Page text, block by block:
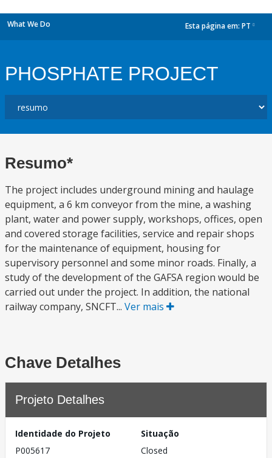
What We Do Esta página em: PT
PHOSPHATE PROJECT
Resumo*
The project includes underground mining and haulage
equipment, a 6 km conveyor from the mine, a washing
plant, water and power supply, workshops, offices, open
and covered storage facilities, service and repair shops
for the maintenance of equipment, housing for
supervisory personnel and some minor roads. Finally, a
study of the development of the GAFSA region would be
carried out under the project. In addition, the national
railway company, SNCFT... Ver mais
Chave Detalhes
Projeto Detalhes
Identidade do Projeto
P005617
Situação
Closed